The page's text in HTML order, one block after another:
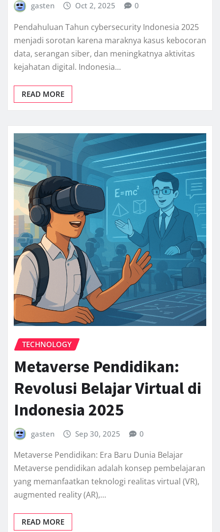
gasten Oct 2, 2025 0
Pendahuluan Tahun cybersecurity Indonesia 2025
menjadi sorotan karena maraknya kasus kebocoran
data, serangan siber, dan meningkatnya aktivitas
kejahatan digital. Indonesia…
READ MORE
TECHNOLOGY
Metaverse Pendidikan:
Revolusi Belajar Virtual di
Indonesia 2025
gasten Sep 30, 2025 0
Metaverse Pendidikan: Era Baru Dunia Belajar
Metaverse pendidikan adalah konsep pembelajaran
yang memanfaatkan teknologi realitas virtual (VR),
augmented reality (AR),…
READ MORE